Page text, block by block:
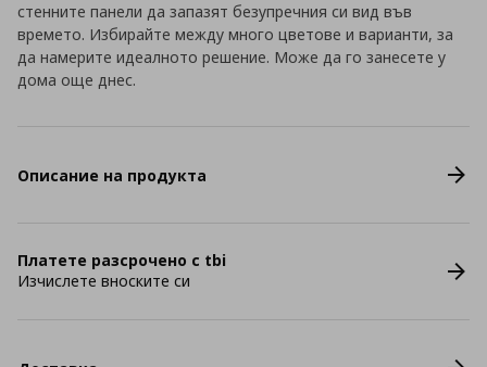
стенните панели да запазят безупречния си вид във
времето. Избирайте между много цветове и варианти, за
да намерите идеалното решение. Може да го занесете у
дома още днес.
Описание на продукта
Платете разсрочено с tbi
Изчислете вноските си